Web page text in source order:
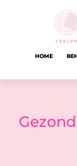
HOME